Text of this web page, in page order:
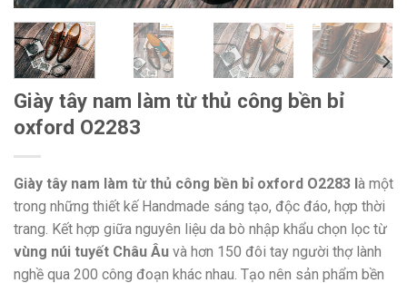
Giày tây nam làm từ thủ công bền bỉ
oxford O2283
Giày tây nam làm từ thủ công bền bỉ oxford O2283 là một
trong những thiết kế Handmade sáng tạo, độc đáo, hợp thời
trang. Kết hợp giữa nguyên liệu da bò nhập khẩu chọn lọc từ
vùng núi tuyết Châu Âu và hơn 150 đôi tay người thợ lành
nghề qua 200 công đoạn khác nhau. Tạo nên sản phẩm bền